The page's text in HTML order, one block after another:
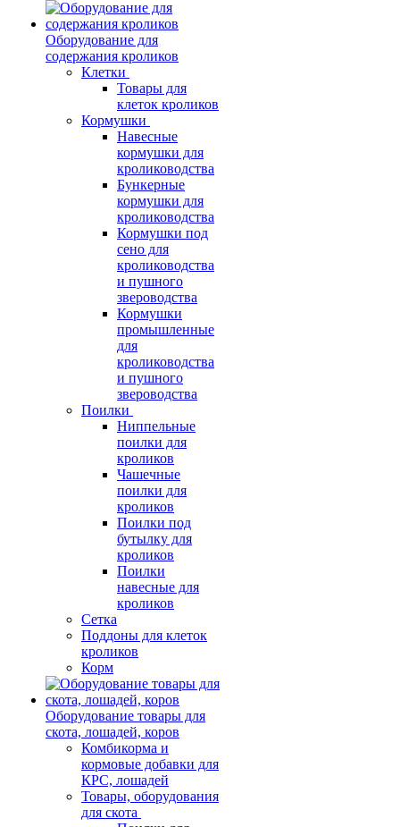
Оборудование для
содержания кроликов
Клетки
Товары для
клеток кроликов
Кормушки
Навесные
кормушки для
кролиководства
Бункерные
кормушки для
кролиководства
Кормушки под
сено для
кролиководства
и пушного
звероводства
Кормушки
промышленные
для
кролиководства
и пушного
звероводства
Поилки
Ниппельные
поилки для
кроликов
Чашечные
поилки для
кроликов
Поилки под
бутылку для
кроликов
Поилки
навесные для
кроликов
Сетка
Поддоны для клеток
кроликов
Корм
Оборудование товары для
скота, лошадей, коров
Комбикорма и
кормовые добавки для
КРС, лошадей
Товары, оборудования
для скота